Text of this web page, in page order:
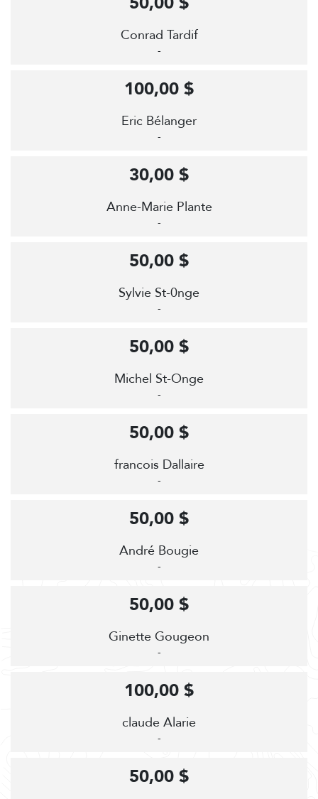
Conrad Tardif
-
Eric Bélanger
-
100,00 $
Anne-Marie Plante
-
30,00 $
Sylvie St-0nge
-
50,00 $
Michel St-Onge
-
50,00 $
francois Dallaire
-
50,00 $
André Bougie
-
50,00 $
Ginette Gougeon
-
50,00 $
claude Alarie
-
100,00 $
50,00 $